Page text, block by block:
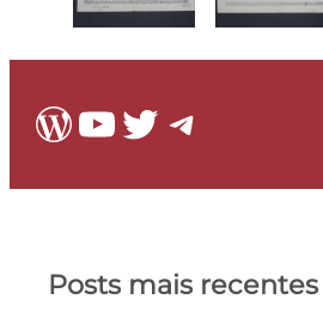
WordPress
Youtube
Twitter
Telegram
Posts mais recentes